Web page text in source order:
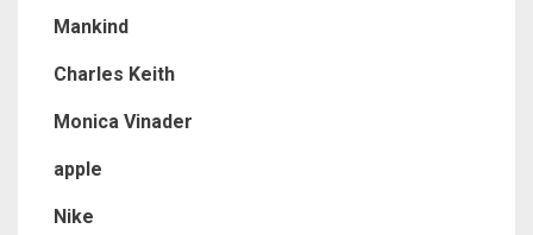
Mankind
Charles Keith
Monica Vinader
apple
Nike